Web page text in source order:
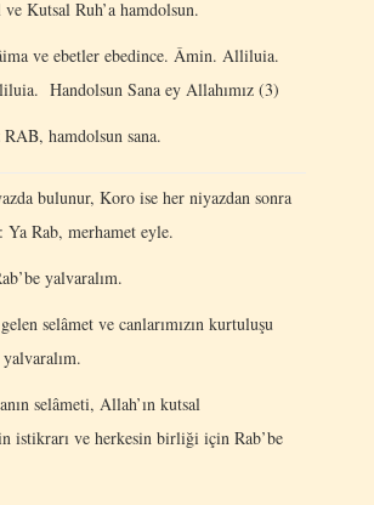
Kutsal Ruh’a hamdolsun.
ve ebetler ebedince. Âmin. Alliluia.
Handolsun Sana ey Allahımız (3)
hamdolsun sana.
bulunur, Koro ise her niyazdan sonra
Ya Rab, merhamet eyle.
yalvaralım.
selâmet ve canlarımızın kurtuluşu
selâmeti, Allah’ın kutsal
istikrarı ve herkesin birliği için Rab’be